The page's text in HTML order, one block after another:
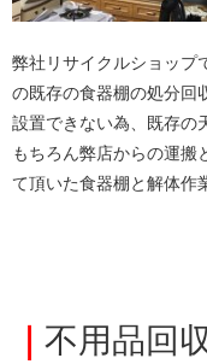
弊社リサイクルショップ
の既存の食器棚の処分回
設置できない為、既存の
もちろん弊店からの運搬
て頂いた食器棚と解体作
不用品回